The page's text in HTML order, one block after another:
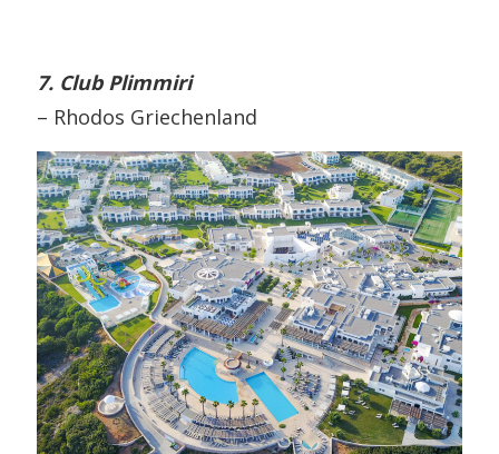
7. Club Plimmiri
– Rhodos Griechenland